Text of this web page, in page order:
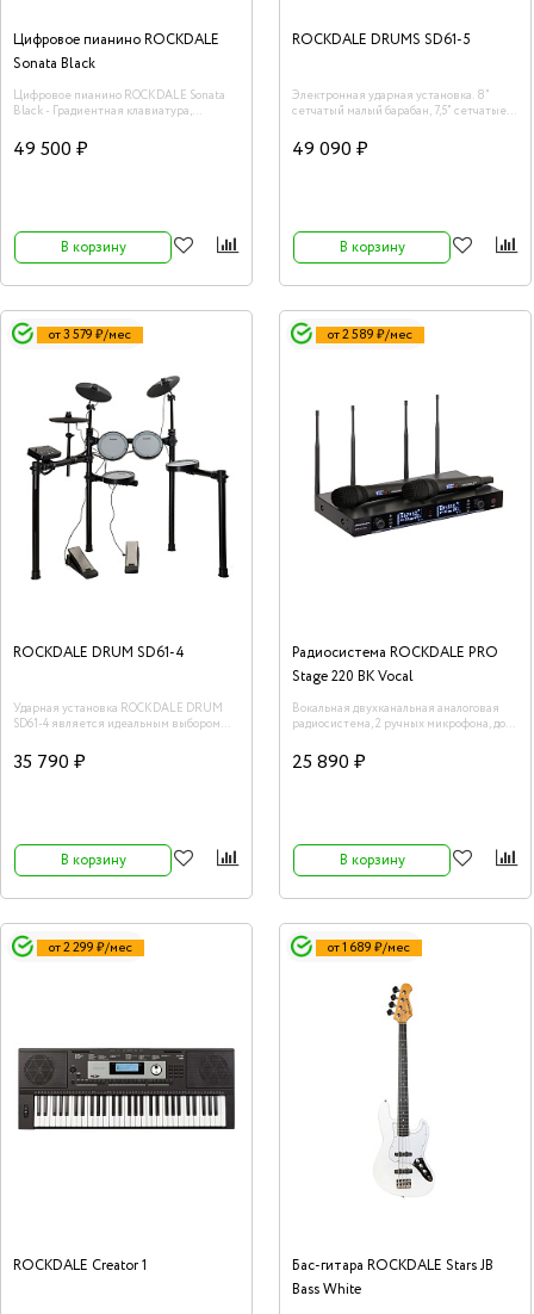
Цифровое пианино ROCKDALE
Sonata Black
Цифровое пианино ROCKDALE Sonata
Black - Градиентная клавиатура,
акустического рояля обеспечивает
реалистичный отклик клавиш, а
49 500 ₽
В корзину
ROCKDALE DRUMS SD61-5
Электронная ударная установка. 8”
сетчатый малый барабан, 7,5” сетчатые
crash). Педали-триггеры (хай-хет, бас-
барабан). Прочная и устойчивая
звуков барабанов, тарелок и перкуссии.
15 встроенных аккомпанементов.
Встроенный рекордер с возможностью
записи, воспроизведения и петли.
CD/MP3/Aux
49 090 ₽
В корзину
от 3 579 ₽/мес
ROCKDALE DRUM SD61-4
Ударная установка ROCKDALE DRUM
SD61-4 является идеальным выбором
полноценную ударную установку, но при
этом не желает доставлять неудобства
в том числе и благодаря своим
компактным размерам.
35 790 ₽
В корзину
от 2 589 ₽/мес
Радиосистема ROCKDALE PRO
Stage 220 BK Vocal
Вокальная двухканальная аналоговая
радиосистема, 2 ручных микрофона, до
25 890 ₽
В корзину
от 2 299 ₽/мес
ROCKDALE Creator 1
от 1 689 ₽/мес
Бас-гитара ROCKDALE Stars JB
Bass White